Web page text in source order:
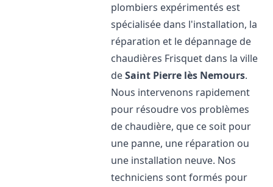
plombiers expérimentés est
spécialisée dans l'installation, la
réparation et le dépannage de
chaudières Frisquet dans la ville
deSaint Pierre lès Nemours.
Nous intervenons rapidement
pour résoudre vos problèmes
de chaudière, que ce soit pour
une panne, une réparation ou
une installation neuve. Nos
techniciens sont formés pour